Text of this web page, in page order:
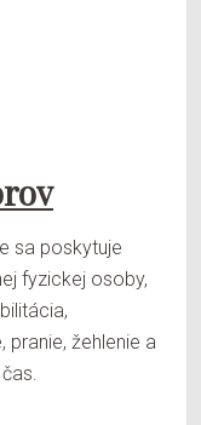
sa poskytuje
fyzickej osoby,
pranie, žehlenie a